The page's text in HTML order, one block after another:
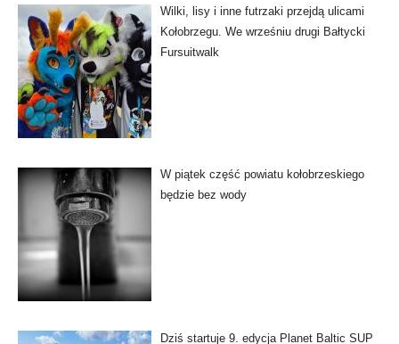
Wilki, lisy i inne futrzaki przejdą ulicami
Kołobrzegu. We wrześniu drugi Bałtycki
Fursuitwalk
W piątek część powiatu kołobrzeskiego
będzie bez wody
Dziś startuje 9. edycja Planet Baltic SUP